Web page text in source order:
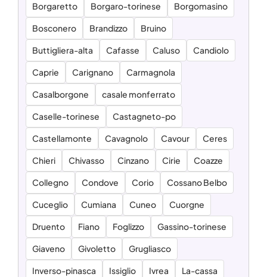
Borgaretto Borgaro-torinese Borgomasino
Bosconero Brandizzo Bruino
Buttigliera-alta Cafasse Caluso Candiolo
Caprie Carignano Carmagnola
Casalborgone casale monferrato
Caselle-torinese Castagneto-po
Castellamonte Cavagnolo Cavour Ceres
Chieri Chivasso Cinzano Cirie Coazze
Collegno Condove Corio Cossano Belbo
Cuceglio Cumiana Cuneo Cuorgne
Druento Fiano Foglizzo Gassino-torinese
Giaveno Givoletto Grugliasco
Inverso-pinasca Issiglio Ivrea La-cassa